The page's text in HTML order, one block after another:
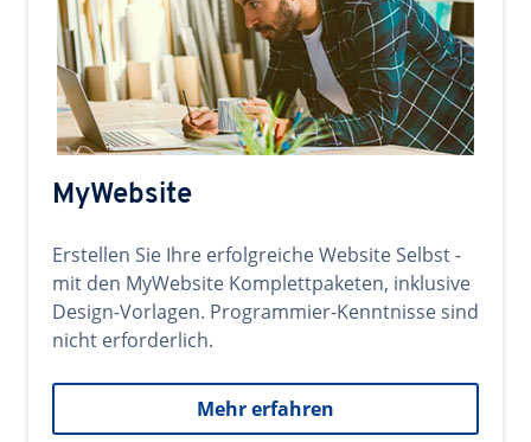
MyWebsite
Erstellen Sie Ihre erfolgreiche Website Selbst -
mit den MyWebsite Komplettpaketen, inklusive
Design-Vorlagen. Programmier-Kenntnisse sind
nicht erforderlich.
Mehr erfahren